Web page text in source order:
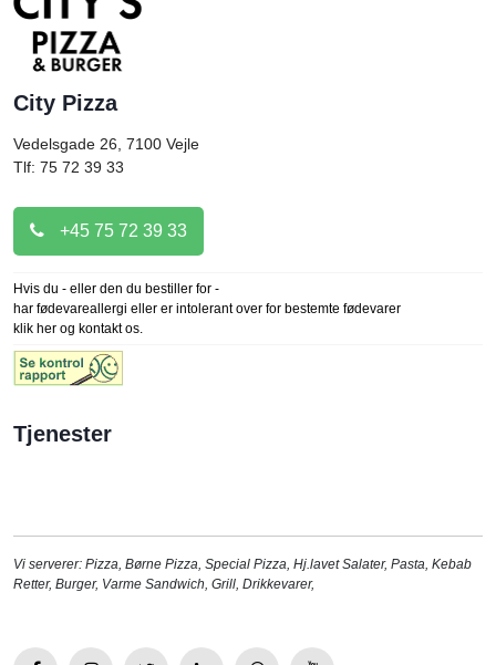
City Pizza
Vedelsgade 26, 7100 Vejle
Tlf: 75 72 39 33
+45 75 72 39 33
Hvis du - eller den du bestiller for -
har fødevareallergi eller er intolerant over for bestemte fødevarer
klik her og kontakt os.
Tjenester
Vi serverer: Pizza, Børne Pizza, Special Pizza, Hj.lavet Salater, Pasta, Kebab
Retter, Burger, Varme Sandwich, Grill, Drikkevarer,